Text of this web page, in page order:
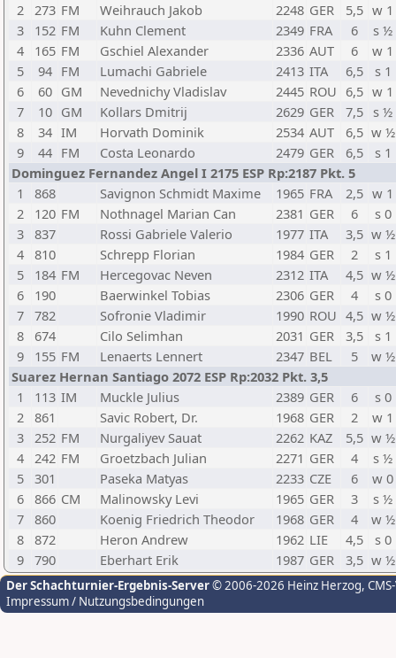
2 273 FM Weihrauch Jakob 2248 GER 5,5 w 1
3
152 FM Kuhn Clement 2349 FRA 6
s ½
4
165 FM Gschiel Alexander 2336 AUT 6
w 1
5
94 FM Lumachi Gabriele 2413 ITA 6,5
s 1
6
60 GM Nevednichy Vladislav 2445 ROU 6,5 w 1
7
10 GM Kollars Dmitrij 2629 GER 7,5 s ½
8
34 IM Horvath Dominik 2534 AUT 6,5 w ½
9
44 FM Costa Leonardo 2479 GER 6,5
s 1
Dominguez Fernandez Angel I 2175 ESP Rp:2187 Pkt. 5
1
868 Savignon Schmidt Maxime 1965 FRA 2,5 w 1
2
120 FM Nothnagel Marian Can 2381 GER 6
s 0
3 837 Rossi Gabriele Valerio 1977 ITA 3,5 w ½
4 810 Schrepp Florian 1984 GER 2
s 1
5
184 FM Hercegovac Neven 2312 ITA 4,5 w ½
6
190 Baerwinkel Tobias 2306 GER 4
s 0
7 782 Sofronie Vladimir 1990 ROU 4,5 w ½
8 674 Cilo Selimhan 2031 GER 3,5
s 1
9
155 FM Lenaerts Lennert 2347 BEL 5
w ½
Suarez Hernan Santiago 2072 ESP Rp:2032 Pkt. 3,5
1
113 IM Muckle Julius 2389 GER 6
s 0
2 861 Savic Robert, Dr. 1968 GER 2
w 1
3 252 FM Nurgaliyev Sauat 2262 KAZ 5,5 w ½
4 242 FM Groetzbach Julian 2271 GER 4
s ½
5 301 Paseka Matyas 2233 CZE 6
w 0
6 866 CM Malinowsky Levi 1965 GER 3
s ½
7 860 Koenig Friedrich Theodor 1968 GER 4
w ½
8 872 Heron Andrew 1962 LIE 4,5
s 0
9 790 Eberhart Erik 1987 GER 3,5 w ½
Der Schachturnier-Ergebnis-Server© 2006-2026 Heinz Herzog,
Impressum / Nutzungsbedingungen